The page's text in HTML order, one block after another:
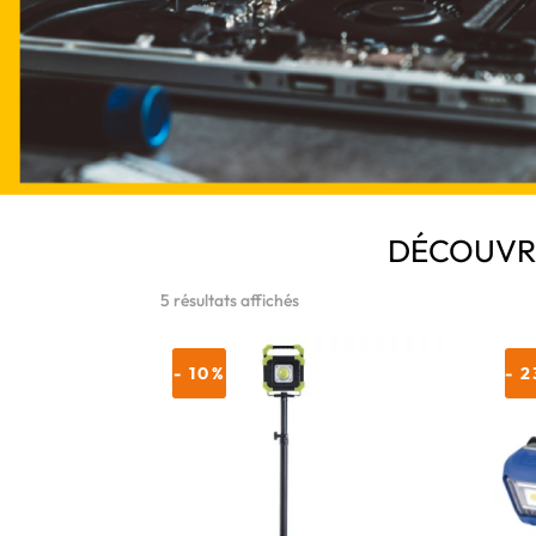
5 résultats affichés
- 10% -